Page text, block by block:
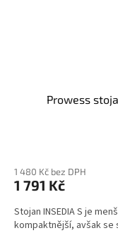
Prowess
1 480 Kč bez DPH
1 791 Kč
Stojan INSEDIA S je
kompaktnější, avšak se